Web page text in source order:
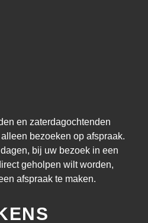
en zaterdagochtenden
bezoeken op afspraak.
bij uw bezoek in een
geholpen wilt worden,
afspraak te maken.